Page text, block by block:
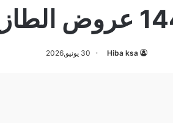
الطازج
Hiba ksa 30 يونيو,2026